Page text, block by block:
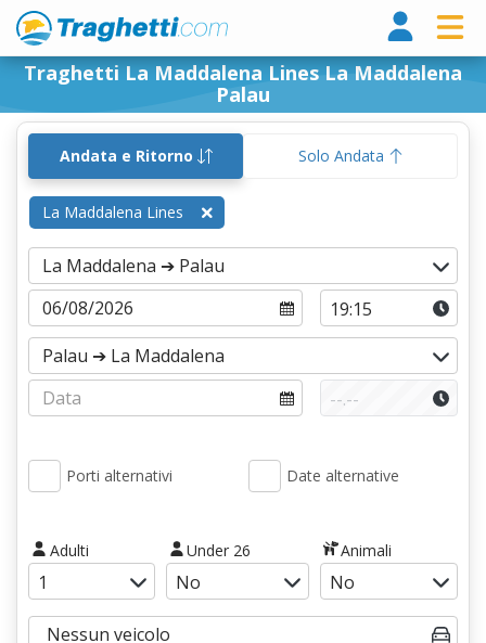
Traghetti La Maddalena Lines La Maddalena
Palau
Andata e Ritorno Solo Andata
La Maddalena Lines
Porti alternativi Date alternative
Adulti Under 26 Animali